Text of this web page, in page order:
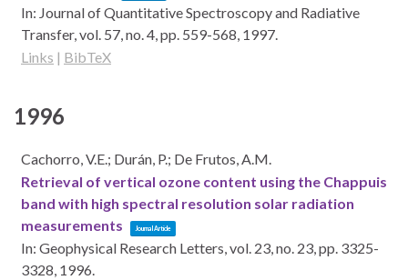
In: Journal of Quantitative Spectroscopy and Radiative
Transfer,vol. 57,no. 4,pp. 559-568, 1997.
Links | BibTeX
1996
Cachorro, V.E.; Durán, P.; De Frutos, A.M.
Retrieval of vertical ozone content using the Chappuis
band with high spectral resolution solar radiation
measurements
Journal Article
In: Geophysical Research Letters,vol. 23,no. 23,pp. 3325-
3328, 1996.